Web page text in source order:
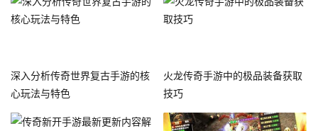
深入分析传奇世界复古手游的核
心玩法与特色
火龙传奇手游中的极品装备获取
技巧